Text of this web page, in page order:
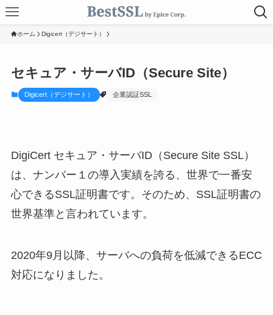
ホーム Digicert（デジサート）
セキュア・サーバID（Secure Site）
Digicert（デジサート） 企業認証SSL
DigiCert セキュア・サーバID（Secure Site SSL）
は、ナンバー１の導入実績を誇る、世界で一番安
心できるSSL証明書です。そのため、SSL証明書の
世界基準と言われています。
2020年9月以降、サーバへの負荷を低減できるECC
対応になりました。